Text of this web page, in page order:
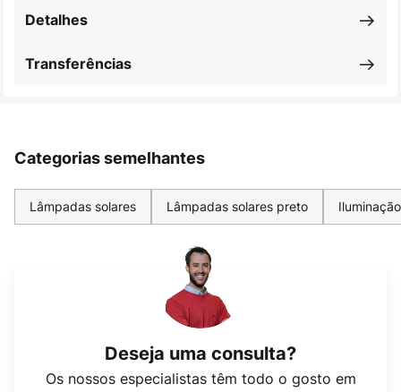
Detalhes
Transferências
Categorias semelhantes
Lâmpadas solares Lâmpadas solares preto
Deseja uma consulta?
Os nossos especialistas têm todo o gosto em